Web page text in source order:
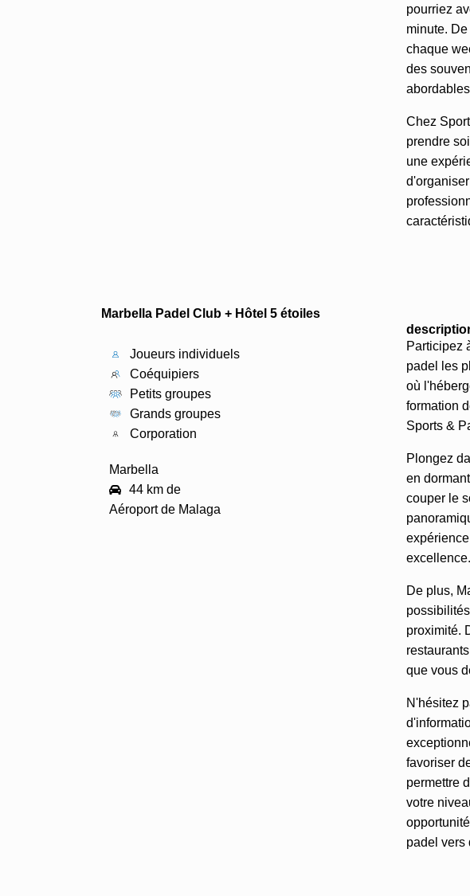
pourriez
minute.
chaque
des
Chez
prendre
une
Marbella Padel Club + Hôtel 5 étoiles
Joueurs individuels
PRO
Coéquipiers
Petits groupes
Grands groupes
PRO
ÉQUIPE
Corporation
Marbella
44 km de
Aéroport de Malaga
Participez
padel les
où
formation
Sports &
Plongez
en
couper le
excellence.
De plus,
proximité.
que vous
N'hésitez
favoriser
permettre
votre
padel vers